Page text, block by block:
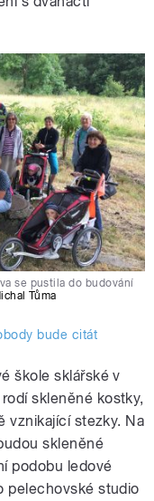
se pustila do budování
Tůma
bude citát
škole sklářské v
skleněné kostky,
vznikající stezky. Na
skleněné
podobu ledové
pelechovské studio